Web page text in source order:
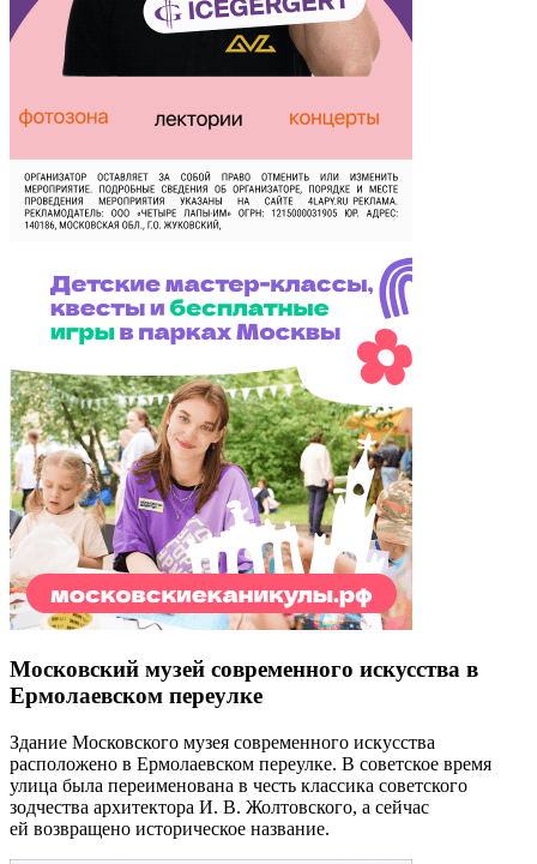
Московский музей современного искусства в
Ермолаевском переулке
Здание Московского музея современного искусства
расположено в Ермолаевском переулке. В советское время
улица была переименована в честь классика советского
зодчества архитектора И. В. Жолтовского, а сейчас
ей возвращено историческое название.